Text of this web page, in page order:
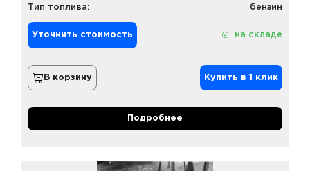
Тип топлива:
бензин
Уточнить стоимость на складе
В корзину Купить в 1 клик
Подробнее